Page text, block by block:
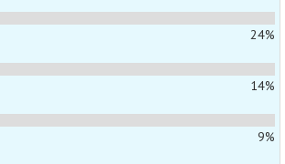
24%
14%
9%